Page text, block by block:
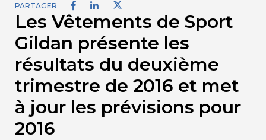
Carrières
Contact
Page d’accueil de Gildan et
HanesBrands
PARTAGER
Les Vêtements de Sport
Gildan présente les
résultats du deuxième
trimestre de 2016 et met
à jour les prévisions pour
2016